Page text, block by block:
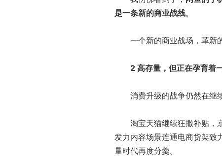
是一条新的商业战线。
一个新的商业战场，革新
2 高存量，但正在孕育着
消费升级的战争仍然在继
淘宝天猫继续狂撒补贴，京
发力内容场景连通电商货架致
量时代再度分羹。